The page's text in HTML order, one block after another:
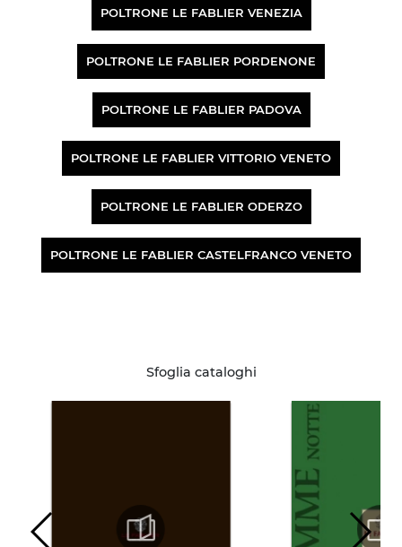
POLTRONE LE FABLIER VENEZIA
POLTRONE LE FABLIER PORDENONE
POLTRONE LE FABLIER PADOVA
POLTRONE LE FABLIER VITTORIO VENETO
POLTRONE LE FABLIER ODERZO
POLTRONE LE FABLIER CASTELFRANCO VENETO
Sfoglia cataloghi